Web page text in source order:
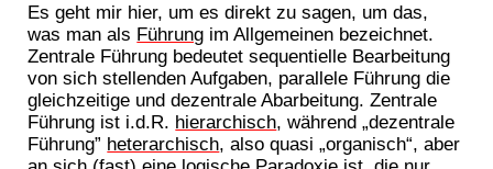
Es geht mir hier, um es direkt zu sagen, um das,
was man als Führung im Allgemeinen bezeichnet.
Zentrale Führung bedeutet sequentielle Bearbeitung
von sich stellenden Aufgaben, parallele Führung die
gleichzeitige und dezentrale Abarbeitung. Zentrale
Führung ist i.d.R. hierarchisch, während „dezentrale
Führung” heterarchisch, also quasi „organisch“, aber